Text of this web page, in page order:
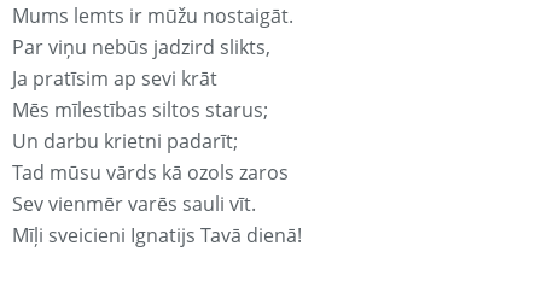
Mums lemts ir mūžu nostaigāt.
Par viņu nebūs jadzird slikts,
Ja pratīsim ap sevi krāt
Mēs mīlestības siltos starus;
Un darbu krietni padarīt;
Tad mūsu vārds kā ozols zaros
Sev vienmēr varēs sauli vīt.
Mīļi sveicieni Ignatijs Tavā dienā!